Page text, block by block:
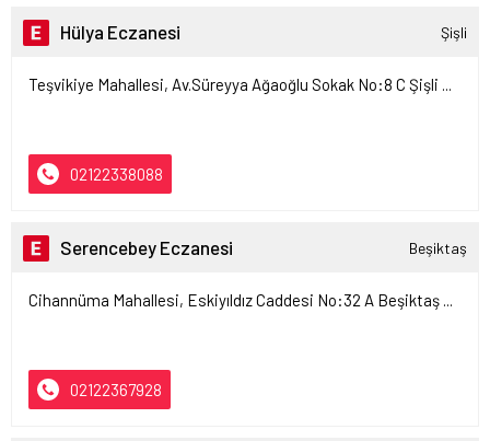
Hülya Eczanesi Şişli
Teşvikiye Mahallesi, Av.Süreyya Ağaoğlu Sokak No:8 C Şişli ...
02122338088
Serencebey Eczanesi Beşiktaş
Cihannüma Mahallesi, Eskiyıldız Caddesi No:32 A Beşiktaş ...
02122367928